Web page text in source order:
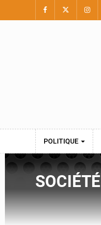
POLITIQUE
SOCIÉTÉ